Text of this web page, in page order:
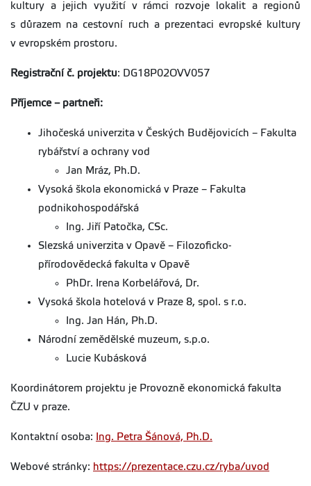
kultury a jejich využití v rámci rozvoje lokalit a regionů
s důrazem na cestovní ruch a prezentaci evropské kultury
v evropském prostoru.
Registrační č. projektu: DG18P02OVV057
Příjemce – partneři:
Jihočeská univerzita v Českých Budějovicích – Fakulta
rybářství a ochrany vod
Jan Mráz, Ph.D.
Vysoká škola ekonomická v Praze – Fakulta
podnikohospodářská
Ing. Jiří Patočka, CSc.
Slezská univerzita v Opavě – Filozoficko-
přírodovědecká fakulta v Opavě
PhDr. Irena Korbelářová, Dr.
Vysoká škola hotelová v Praze 8, spol. s r.o.
Ing. Jan Hán, Ph.D.
Národní zemědělské muzeum, s.p.o.
Lucie Kubásková
Koordinátorem projektu je Provozně ekonomická fakulta
ČZU v praze.
Kontaktní osoba: Ing. Petra Šánová, Ph.D.
Webové stránky: https://prezentace.czu.cz/ryba/uvod